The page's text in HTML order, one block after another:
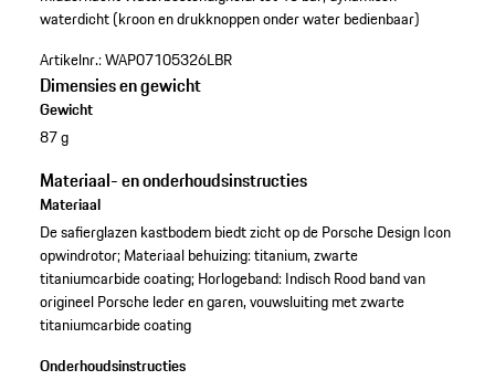
waterdicht (kroon en drukknoppen onder water bedienbaar)
Artikelnr.:WAP07105326LBR
Dimensies en gewicht
Gewicht
87 g
Materiaal- en onderhoudsinstructies
Materiaal
De safierglazen kastbodem biedt zicht op de Porsche Design Icon
opwindrotor; Materiaal behuizing: titanium, zwarte
titaniumcarbide coating; Horlogeband: Indisch Rood band van
origineel Porsche leder en garen, vouwsluiting met zwarte
titaniumcarbide coating
Onderhoudsinstructies